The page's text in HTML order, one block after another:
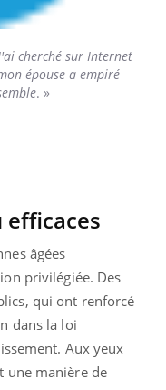
cherché sur Internet
épouse a empiré
. »
efficaces
âgées
privilégiée. Des
qui ont renforcé
dans la loi
Aux yeux
une manière de